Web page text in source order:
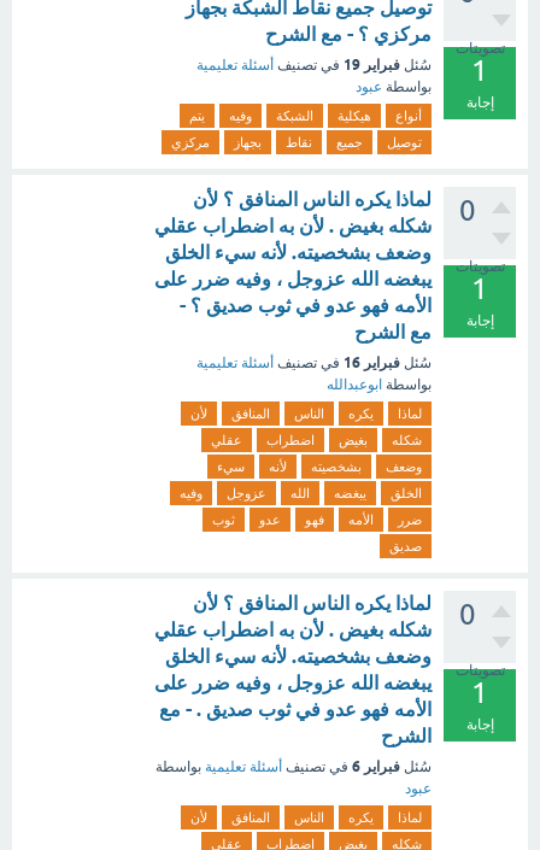
تصويتات
1
إجابة
توصيل جميع نقاط الشبكة بجهاز
مركزي ؟ - مع الشرح
سُئل فبراير 19 في تصنيف أسئلة تعليمية
بواسطة عبود
أنواع هيكلية الشبكة وفيه
يتم
توصيل
جميع نقاط بجهاز مركزي
0
تصويتات
1
إجابة
لماذا يكره الناس المنافق ؟ لأن
شكله بغيض . لأن به اضطراب عقلي
وضعف بشخصيته. لأنه سيء الخلق
يبغضه الله عزوجل ، وفيه ضرر على
الأمه فهو عدو في ثوب صديق ؟ -
مع الشرح
سُئل فبراير 16 في تصنيف أسئلة تعليمية
بواسطة ابوعبدالله
لماذا يكره الناس المنافق
لأن
شكله
بغيض اضطراب
عقلي
وضعف
بشخصيته لأنه
سيء
الخلق
يبغضه الله عزوجل
وفيه
ضرر
الأمه فهو عدو
ثوب
صديق
0
تصويتات
1
إجابة
لماذا يكره الناس المنافق ؟ لأن
شكله بغيض . لأن به اضطراب عقلي
وضعف بشخصيته. لأنه سيء الخلق
يبغضه الله عزوجل ، وفيه ضرر على
الأمه فهو عدو في ثوب صديق . - مع
الشرح
سُئل فبراير 6 في تصنيف أسئلة تعليمية بواسطة
عبود
لماذا يكره الناس المنافق
لأن
شكله
بغيض اضطراب عقلي